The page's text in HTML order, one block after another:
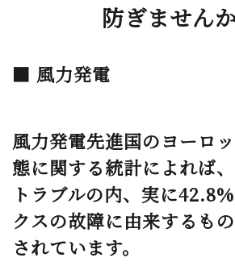
防ぎません
■ 風力発電
風力発電先進国のヨーロ
態に関する統計によれば
トラブルの内、実に
クスの故障に由来するも
されています。